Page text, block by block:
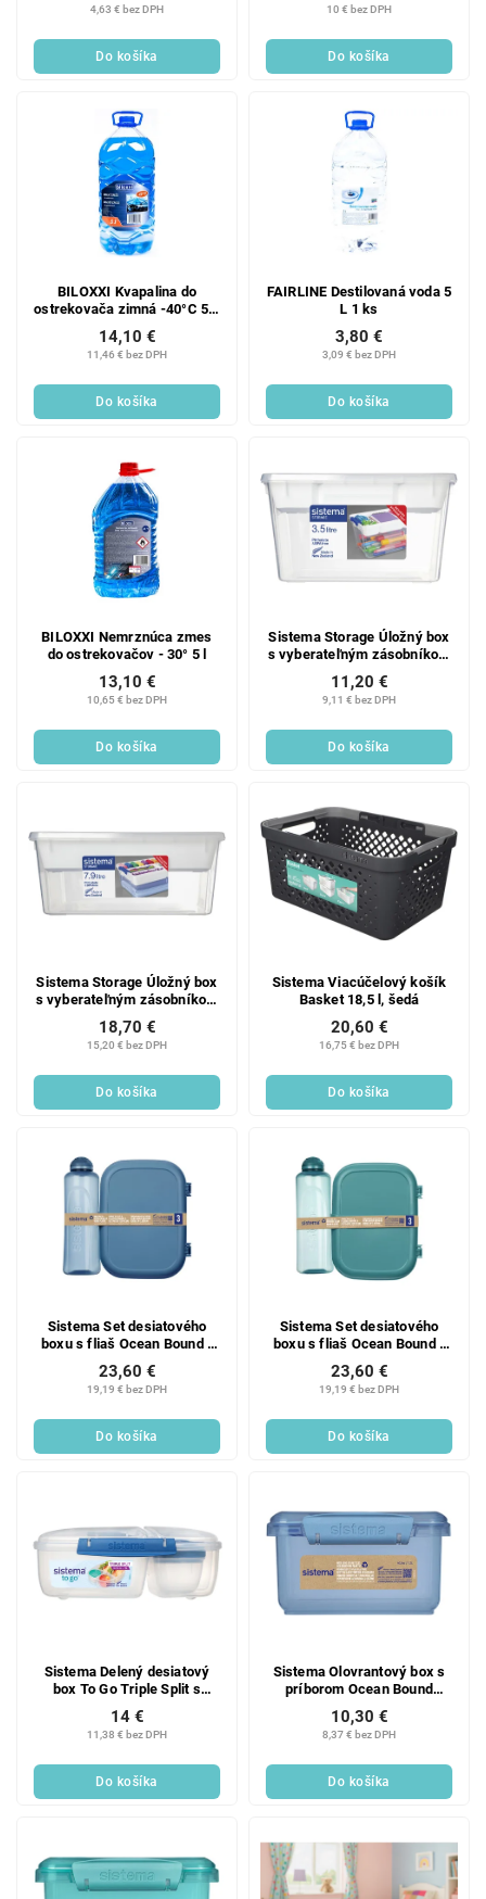
4,63 € bez DPH
Do košíka
10 € bez DPH
Do košíka
BILOXXI Kvapalina do
ostrekovača zimná -40°C 5 L
11,46 € bez DPH
14,10 €
Do košíka
FAIRLINE Destilovaná voda 5
L 1 ks
3,09 € bez DPH
3,80 €
Do košíka
BILOXXI Nemrznúca zmes
do ostrekovačov - 30° 5 l
10,65 € bez DPH
13,10 €
Do košíka
Sistema Storage Úložný box
s vyberateľným zásobníkom
9,11 € bez DPH
11,20 €
Do košíka
Sistema Storage Úložný box
s vyberateľným zásobníkom
15,20 € bez DPH
18,70 €
Do košíka
Sistema Viacúčelový košík
Basket 18,5 l, šedá
16,75 € bez DPH
20,60 €
Do košíka
Sistema Set desiatového
boxu s fliaš Ocean Bound -
Olovrantový box Ribbon
Lunch 1,1 la fľaša Swift 480
ml, modrá
19,19 € bez DPH
23,60 €
Do košíka
Sistema Set desiatového
boxu s fliaš Ocean Bound -
Olovrantový box Ribbon
Lunch 1,1 la fľaša Swift 480
ml, zelená
19,19 € bez DPH
23,60 €
Do košíka
Sistema Delený desiatový
box To Go Triple Split s
nádobou na jogurt 2 l, modrá
11,38 € bez DPH
14 €
Do košíka
Sistema Olovrantový box s
príborom Ocean Bound
Lunch Plus 1,2 l, modrá
8,37 € bez DPH
10,30 €
Do košíka